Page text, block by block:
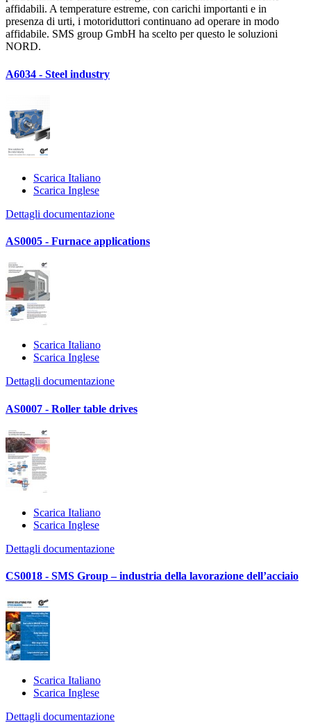
affidabili. A temperature estreme, con carichi importanti e in
presenza di urti, i motoriduttori continuano ad operare in modo
affidabile. SMS group GmbH ha scelto per questo le soluzioni
NORD.
A6034 - Steel industry
Scarica Italiano
Scarica Inglese
Dettagli documentazione
AS0005 - Furnace applications
Scarica Italiano
Scarica Inglese
Dettagli documentazione
AS0007 - Roller table drives
Scarica Italiano
Scarica Inglese
Dettagli documentazione
CS0018 - SMS Group – industria della lavorazione dell’acciaio
Scarica Italiano
Scarica Inglese
Dettagli documentazione